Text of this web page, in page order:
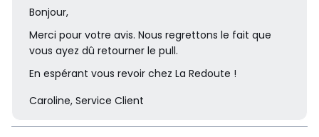
Bonjour,
Merci pour votre avis. Nous regrettons le fait que
vous ayez dû retourner le pull.
En espérant vous revoir chez La Redoute !
Caroline, Service Client